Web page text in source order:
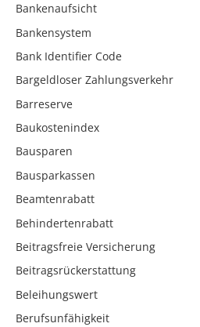
Bankenaufsicht
Bankensystem
Bank Identifier Code
Bargeldloser Zahlungsverkehr
Barreserve
Baukostenindex
Bausparen
Bausparkassen
Beamtenrabatt
Behindertenrabatt
Beitragsfreie Versicherung
Beitragsrückerstattung
Beleihungswert
Berufsunfähigkeit